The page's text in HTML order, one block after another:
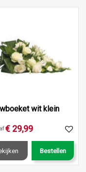
wit klein
€ 29,99
Bestellen